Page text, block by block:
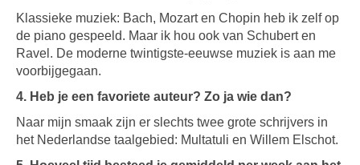
Klassieke muziek: Bach, Mozart en Chopin heb ik zelf op
de piano gespeeld. Maar ik hou ook van Schubert en
Ravel. De moderne twintigste-eeuwse muziek is aan me
voorbijgegaan.
4. Heb je een favoriete auteur? Zo ja wie dan?
Naar mijn smaak zijn er slechts twee grote schrijvers in
het Nederlandse taalgebied: Multatuli en Willem Elschot.